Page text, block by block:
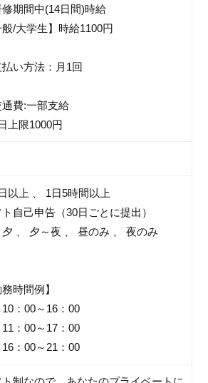
修期間中(14日間)時給
般/大学生】時給1100円
い方法：月1回
費:一部支給
上限1000円
以上 、 1日5時間以上
自己申告（30日ごとに提出）
夕 、 夕～夜 、 昼のみ 、 夜のみ
務時間例】
：00～16：00
：00～17：00
：00～21：00